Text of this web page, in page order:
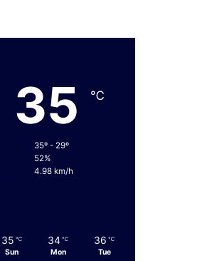
35 ℃
35º - 29º
52%
4.98 km/h
35 ℃
Sun
34 ℃
Mon
36 ℃
Tue